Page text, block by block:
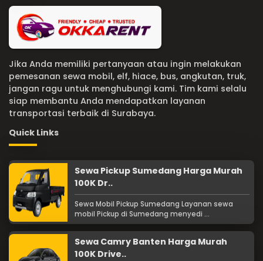
Jika Anda memiliki pertanyaan atau ingin melakukan
pemesanan sewa mobil, elf, hiace, bus, angkutan, truk,
jangan ragu untuk menghubungi kami. Tim kami selalu
siap membantu Anda mendapatkan layanan
transportasi terbaik di Surabaya.
Quick Links
Sewa Pickup Sumedang Harga Murah
100K Dr..
Sewa Mobil Pickup Sumedang Layanan sewa
mobil Pickup di Sumedang menyedi ...
Sewa Camry Banten Harga Murah
100K Drive..